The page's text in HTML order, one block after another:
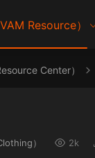
Resource）
Center）
） 2k